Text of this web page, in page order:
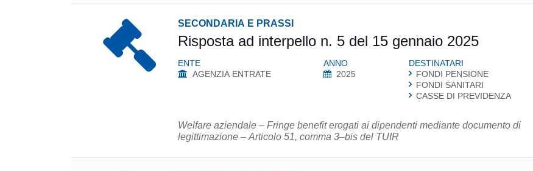
SECONDARIA E PRASSI
Risposta ad interpello n. 5 del 15 gennaio 2025
ENTE
AGENZIA ENTRATE
ANNO
2025
DESTINATARI
FONDI PENSIONE
FONDI SANITARI
CASSE DI PREVIDENZA
Welfare aziendale – Fringe benefit erogati ai dipendenti mediante documento di
legittimazione – Articolo 51, comma 3–bis del TUIR